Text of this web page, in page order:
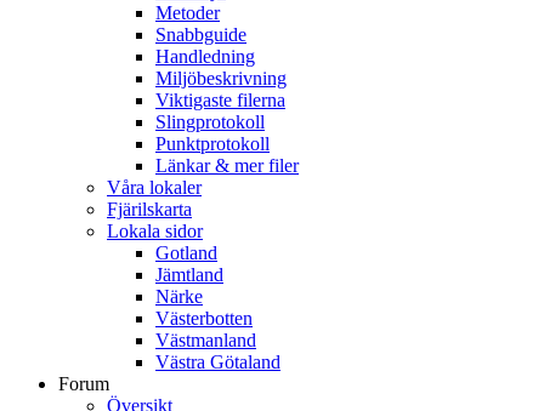
Metoder
Snabbguide
Handledning
Miljöbeskrivning
Viktigaste filerna
Slingprotokoll
Punktprotokoll
Länkar & mer filer
Våra lokaler
Fjärilskarta
Lokala sidor
Gotland
Jämtland
Närke
Västerbotten
Västmanland
Västra Götaland
Forum
Översikt